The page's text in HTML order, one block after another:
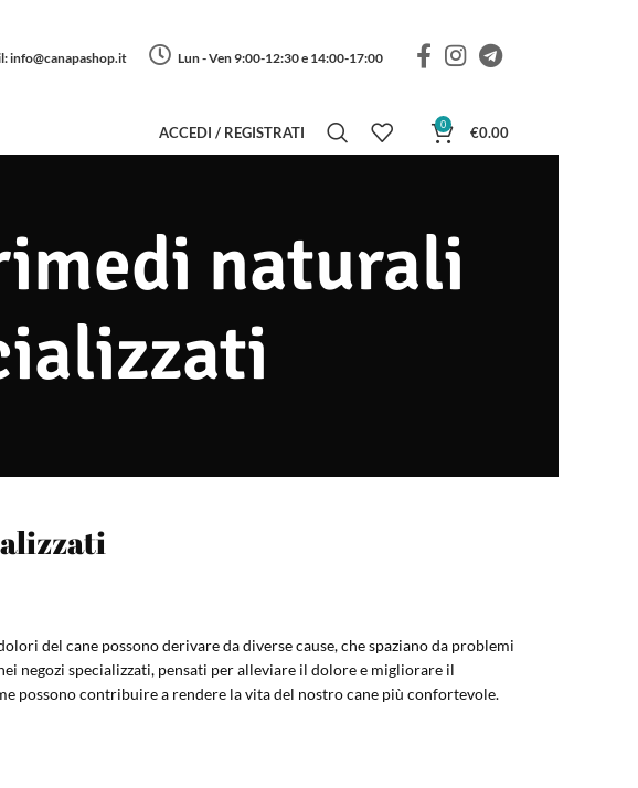
info@canapashop.it Lun - Ven 9:00-12:30 e 14:00-17:00
ACCEDI / REGISTRATI 0 €0.00
naturali
del cane possono derivare da diverse cause, che spaziano da problemi
negozi specializzati, pensati per alleviare il dolore e migliorare il
possono contribuire a rendere la vita del nostro cane più confortevole.